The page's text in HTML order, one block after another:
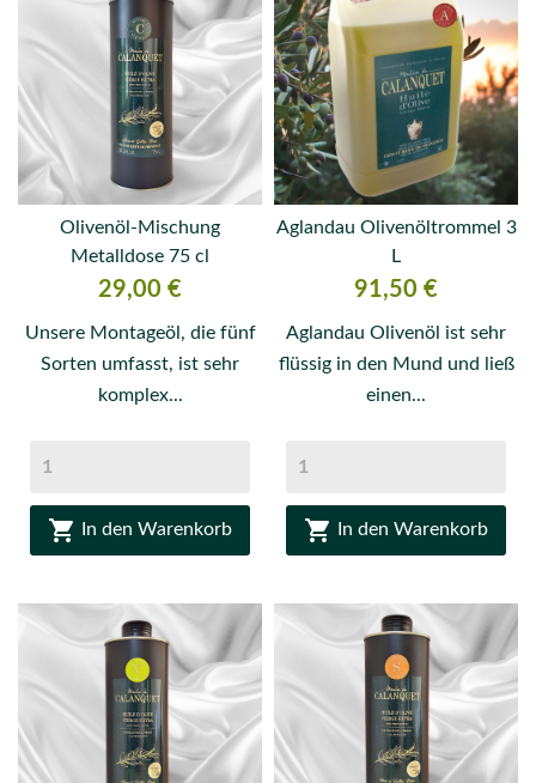
Olivenöl-Mischung
Metalldose 75 cl
Preis
29,00 €
Unsere Montageöl, die fünf
Sorten umfasst, ist sehr
komplex...
 In den Warenkorb
Aglandau Olivenöltrommel 3
L
Preis
91,50 €
Aglandau Olivenöl ist sehr
flüssig in den Mund und ließ
einen...
 In den Warenkorb